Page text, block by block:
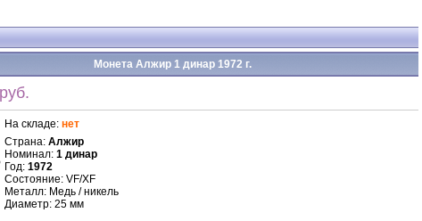
Монета Алжир 1 динар 1972 г.
На складе: нет
Страна: Алжир
Номинал: 1 динар
Год: 1972
Состояние: VF/XF
Металл: Медь / никель
Диаметр: 25 мм